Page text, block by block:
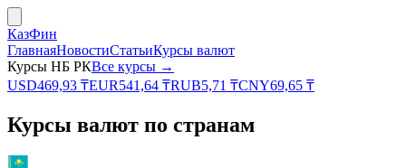
КазФин
ГлавнаяНовостиСтатьиКурсы валют
Курсы НБ РКВсе курсы →
USD469,93 ₸EUR541,64 ₸RUB5,71 ₸CNY69,65 ₸
Курсы валют по странам